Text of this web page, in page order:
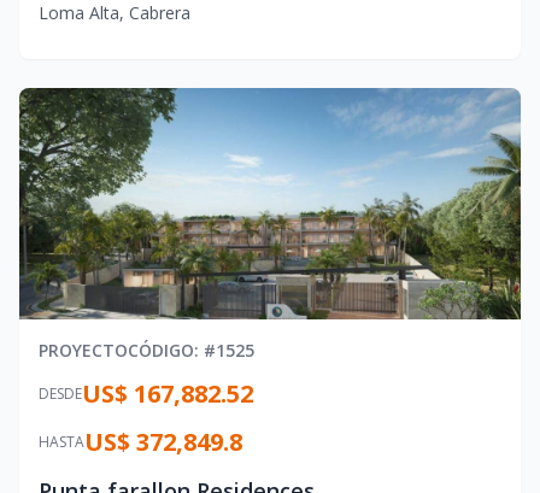
Loma Alta, Cabrera
PROYECTOCÓDIGO: #1525
DESDEUS$ 167,882.52
HASTAUS$ 372,849.8